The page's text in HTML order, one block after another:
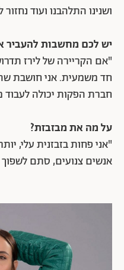
ושנינו התלהבנו ועוד
יש לכם מחשבות להעביר
"אם הקריירה של לירז
חד משמעית. אני חושבת
חברת הפקות יכולה
על מה את מבזבזת?
"אני פחות בזבזנית עלי,
אנשים צנועים, סתם